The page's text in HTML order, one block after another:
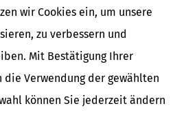
wir Cookies ein, um unsere
zu verbessern und
Mit Bestätigung Ihrer
Verwendung der gewählten
können Sie jederzeit ändern